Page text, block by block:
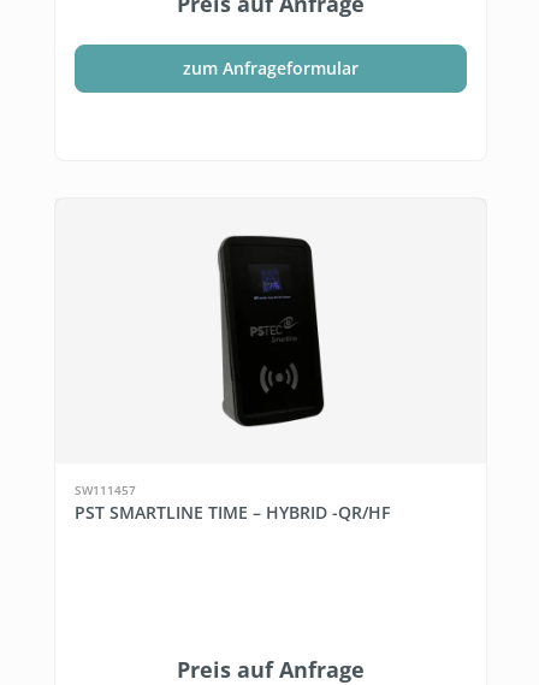
zum Anfrageformular
SW111457
PST SMARTLINE TIME – HYBRID -QR/HF
Preis auf Anfrage